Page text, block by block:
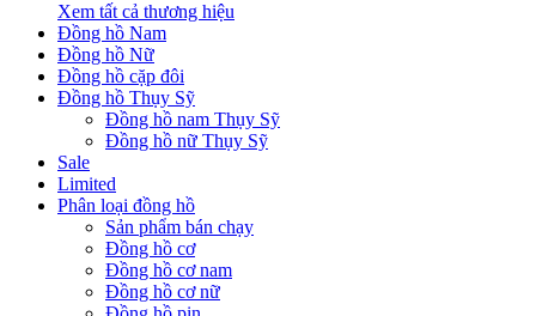
Xem tất cả thương hiệu
Đồng hồ Nam
Đồng hồ Nữ
Đồng hồ cặp đôi
Đồng hồ Thụy Sỹ
Đồng hồ nam Thụy Sỹ
Đồng hồ nữ Thụy Sỹ
Sale
Limited
Phân loại đồng hồ
Sản phẩm bán chạy
Đồng hồ cơ
Đồng hồ cơ nam
Đồng hồ cơ nữ